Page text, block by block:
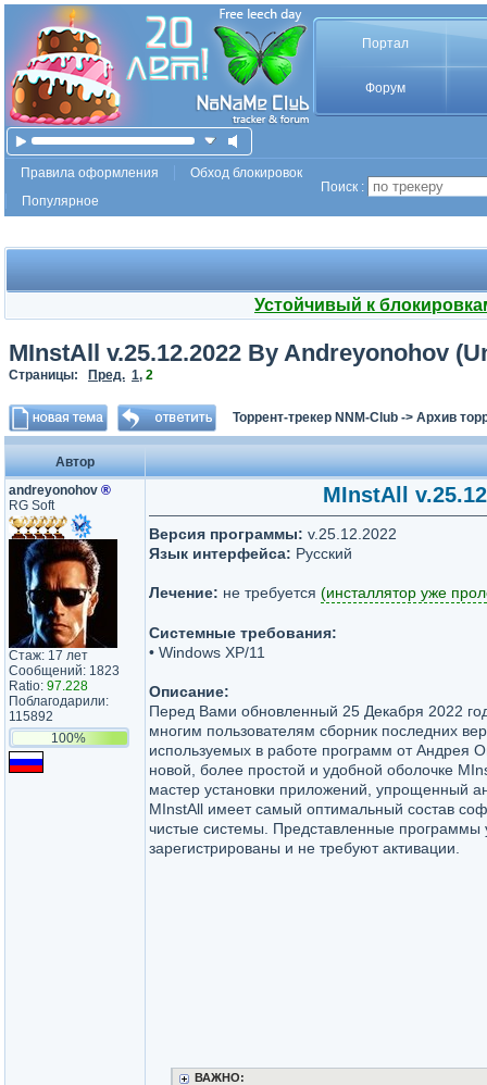
Портал
Форум
Правила оформления
Обход блокировок
Популярное
Поиск :
Устойчивый к
MInstAll v.25.12.2022 By Andreyonohov
Страницы: Пред. 1, 2
Торрент-трекер NNM-Club -> Архив
Автор
andreyonohov ®
RG Soft
Стаж: 17 лет
Сообщений: 1823
Ratio: 97.228
Поблагодарили:
115892
100%
MInstAll
Версия программы: v.25.12.2022
Язык интерфейса: Русский
Лечение: не требуется (инсталлятор уже
Системные требования:
• Windows XP/11
Описание:
Перед Вами обновленный 25 Декабря 2022
многим пользователям сборник последних
используемых в работе программ от Андрея
новой, более простой и удобной оболочке
мастер установки приложений, упрощенный
MInstAll имеет самый оптимальный состав
чистые системы. Представленные программы
зарегистрированы и не требуют активации.
ВАЖНО: